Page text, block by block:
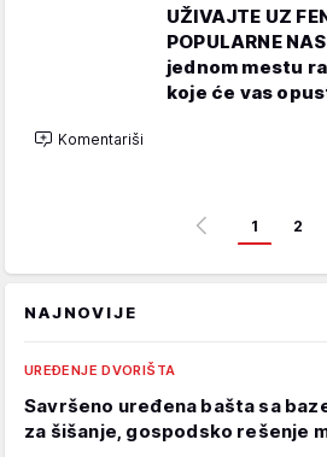
UŽIVAJTE UZ
POPULARNE
jednom mestu
koje će vas
Komentariši
1 2
NAJNOVIJE
UREĐENJE DVORIŠTA
Savršeno uređena bašta sa
za šišanje, gospodsko rešenje